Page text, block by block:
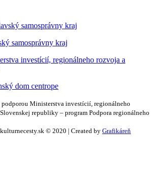
Ministerstva investícií, regionálneho
republiky – program Podpora regionálneho
© 2020 | Created by Grafikáreň